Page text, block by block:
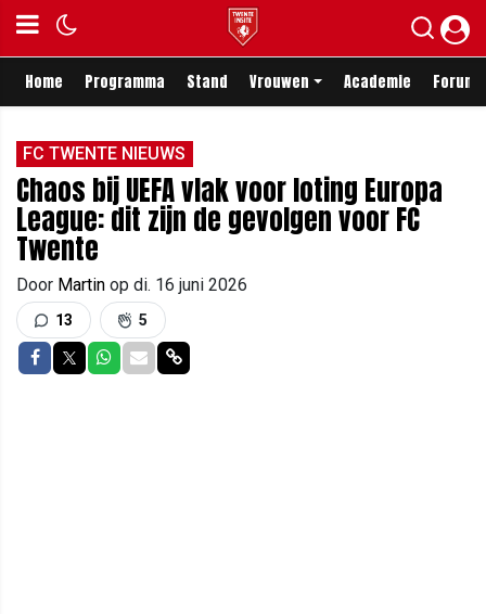
Home Programma Stand Vrouwen Academie Forum
FC TWENTE NIEUWS
Chaos bij UEFA vlak voor loting Europa
League: dit zijn de gevolgen voor FC
Twente
Door Martin op di. 16 juni 2026
13 5
Delen op Facebook
Delen op Twitter
Delen op Whatsapp
Delen via Mail
Delen via link